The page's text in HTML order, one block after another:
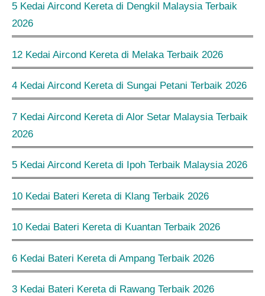
5 Kedai Aircond Kereta di Dengkil Malaysia Terbaik
2026
12 Kedai Aircond Kereta di Melaka Terbaik 2026
4 Kedai Aircond Kereta di Sungai Petani Terbaik 2026
7 Kedai Aircond Kereta di Alor Setar Malaysia Terbaik
2026
5 Kedai Aircond Kereta di Ipoh Terbaik Malaysia 2026
10 Kedai Bateri Kereta di Klang Terbaik 2026
10 Kedai Bateri Kereta di Kuantan Terbaik 2026
6 Kedai Bateri Kereta di Ampang Terbaik 2026
3 Kedai Bateri Kereta di Rawang Terbaik 2026